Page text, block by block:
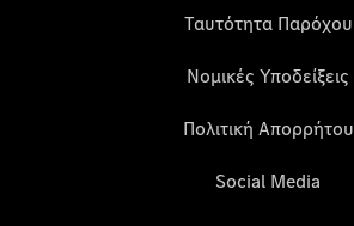
Ταυτότητα Παρόχου
Νομικές Υποδείξεις
Πολιτική Απορρήτου
Social Media